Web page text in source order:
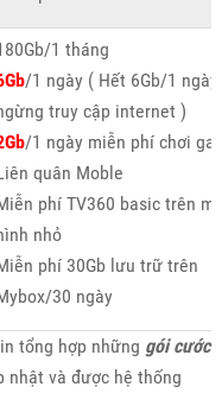
1 tháng
/1 ngày ( Hết 6Gb/1 ngày
truy cập internet )
/1 ngày miễn phí chơi
quân Moble
phí TV360 basic trên
nhỏ
phí 30Gb lưu trữ trên
30 ngày
tổng hợp những gói cước
và được hệ thống